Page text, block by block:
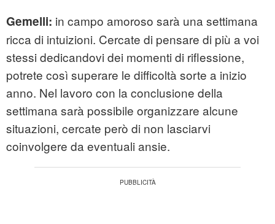
Gemelli: in campo amoroso sarà una settimana
ricca di intuizioni. Cercate di pensare di più a voi
stessi dedicandovi dei momenti di riflessione,
potrete così superare le difficoltà sorte a inizio
anno. Nel lavoro con la conclusione della
settimana sarà possibile organizzare alcune
situazioni, cercate però di non lasciarvi
coinvolgere da eventuali ansie.